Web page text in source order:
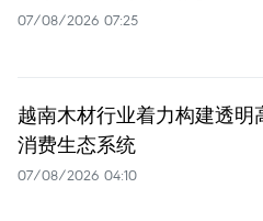
07/08/2026 07:25
越南木材行业着力构建透明
消费生态系统
07/08/2026 04:10